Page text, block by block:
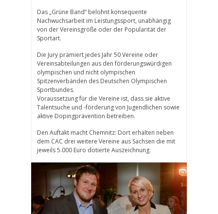
Das „Grüne Band“ belohnt konsequente
Nachwuchsarbeit im Leistungssport, unabhängig
von der Vereinsgröße oder der Popularität der
Sportart.
Die Jury prämiert jedes Jahr 50 Vereine oder
Vereinsabteilungen aus den förderungswürdigen
olympischen und nicht olympischen
Spitzenverbänden des Deutschen Olympischen
Sportbundes.
Voraussetzung für die Vereine ist, dass sie aktive
Talentsuche und -förderung von Jugendlichen sowie
aktive Dopingprävention betreiben.
Den Auftakt macht Chemnitz: Dort erhalten neben
dem CAC drei weitere Vereine aus Sachsen die mit
jeweils 5.000 Euro dotierte Auszeichnung.
1
2
3